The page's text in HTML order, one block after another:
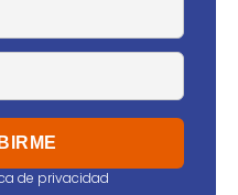
de privacidad